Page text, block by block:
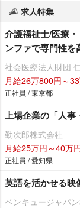
求人特集
介護福祉士/医療
ンファで専門性を
社会医療法人財団
月給26万800円～
正社員 / 東京都
上場企業の「人事
勤次郎株式会社
月給25万円～40万
正社員 / 愛知県
英語を活かせる映
ベンキュージャパ